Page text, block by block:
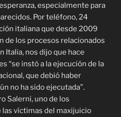
especialmente para
Por teléfono, 24
italiana que desde 2009
de los procesos relacionados
Italia, nos dijo que hace
“se instó a la ejecución de la
que debió haber
no ha sido ejecutada”.
Salerni, uno de los
las víctimas del maxijuicio